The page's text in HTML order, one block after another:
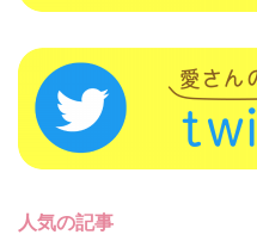
人気の記事